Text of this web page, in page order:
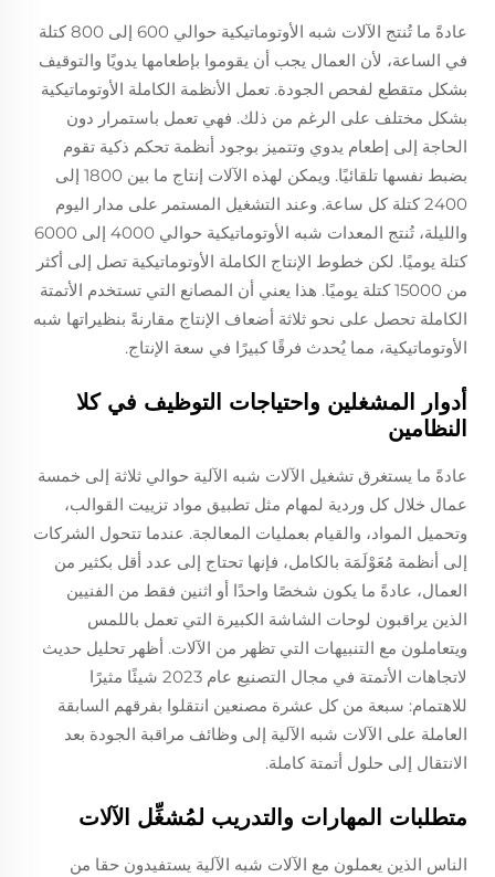
عادةً ما تُنتج الآلات شبه الأوتوماتيكية حوالي 600 إلى 800 كتلة
في الساعة، لأن العمال يجب أن يقوموا بإطعامها يدويًا والتوقيف
بشكل متقطع لفحص الجودة. تعمل الأنظمة الكاملة الأوتوماتيكية
بشكل مختلف على الرغم من ذلك. فهي تعمل باستمرار دون
الحاجة إلى إطعام يدوي وتتميز بوجود أنظمة تحكم ذكية تقوم
بضبط نفسها تلقائيًا. ويمكن لهذه الآلات إنتاج ما بين 1800 إلى
2400 كتلة كل ساعة. وعند التشغيل المستمر على مدار اليوم
والليلة، تُنتج المعدات شبه الأوتوماتيكية حوالي 4000 إلى 6000
كتلة يوميًا. لكن خطوط الإنتاج الكاملة الأوتوماتيكية تصل إلى أكثر
من 15000 كتلة يوميًا. هذا يعني أن المصانع التي تستخدم الأتمتة
الكاملة تحصل على نحو ثلاثة أضعاف الإنتاج مقارنةً بنظيراتها شبه
الأوتوماتيكية، مما يُحدث فرقًا كبيرًا في سعة الإنتاج.
أدوار المشغلين واحتياجات التوظيف في كلا
النظامين
عادةً ما يستغرق تشغيل الآلات شبه الآلية حوالي ثلاثة إلى خمسة
عمال خلال كل وردية لمهام مثل تطبيق مواد تزييت القوالب،
وتحميل المواد، والقيام بعمليات المعالجة. عندما تتحول الشركات
إلى أنظمة مُعَوْلَمَة بالكامل، فإنها تحتاج إلى عدد أقل بكثير من
العمال، عادةً ما يكون شخصًا واحدًا أو اثنين فقط من الفنيين
الذين يراقبون لوحات الشاشة الكبيرة التي تعمل باللمس
ويتعاملون مع التنبيهات التي تظهر من الآلات. أظهر تحليل حديث
لاتجاهات الأتمتة في مجال التصنيع عام 2023 شيئًا مثيرًا
للاهتمام: سبعة من كل عشرة مصنعين انتقلوا بفرقهم السابقة
العاملة على الآلات شبه الآلية إلى وظائف مراقبة الجودة بعد
الانتقال إلى حلول أتمتة كاملة.
متطلبات المهارات والتدريب لمُشغِّل الآلات
الناس الذين يعملون مع الآلات شبه الآلية يستفيدون حقا من